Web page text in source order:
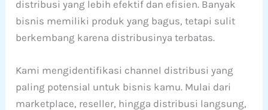
distribusi yang lebih efektif dan efisien. Banyak
bisnis memiliki produk yang bagus, tetapi sulit
berkembang karena distribusinya terbatas.
Kami mengidentifikasi channel distribusi yang
paling potensial untuk bisnis kamu. Mulai dari
marketplace, reseller, hingga distribusi langsung,